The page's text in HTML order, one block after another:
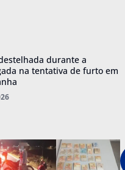
durante a
na tentativa de furto em